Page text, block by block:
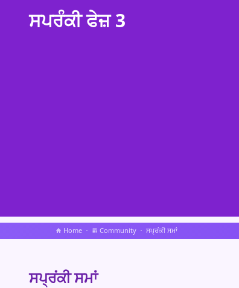
ਸਪਰੰਕੀ ਫੇਜ਼ 3
Home Community ਸਪ੍ਰਂਕੀ ਸਮਾਂ
ਸਪ੍ਰਂਕੀ ਸਮਾਂ